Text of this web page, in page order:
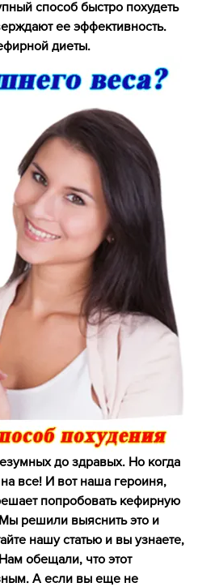
способ быстро похудеть
ее эффективность.
диеты.
до здравых. Но когда
все! И вот наша героиня,
попробовать кефирную
решили выяснить это и
нашу статью и вы узнаете,
обещали, что этот
А если вы еще не